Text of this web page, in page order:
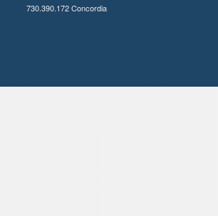
730.390.172 Concordia